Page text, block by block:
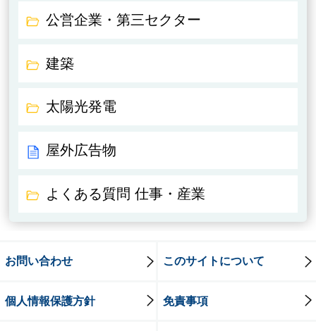
公営企業・第三セクター
建築
太陽光発電
屋外広告物
よくある質問 仕事・産業
お問い合わせ このサイトについて
個人情報保護方針 免責事項